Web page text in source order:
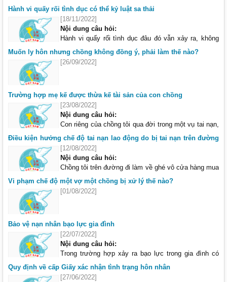
được thông tin nhà nước có chính sách khuyến
khích các tổ chức và cá nhân thực hiện tốt công tác
dân số, cụ thể là phụ nữ sinh hai con được thưởng tiền. Xin cho biết
cụ thể chủ trương này và ở tỉnh Khánh Hoà có thuộc đối tượng được
áp dụng không?
(Câu hỏi của bạn Huyền Mai)
Hành vi quấy rối tình dục có thể kỷ luật sa thải
[18/11/2022]
Nội dung câu hỏi:
Hành vi quấy rối tình dục đâu đó vẫn xảy ra, không
chỉ nơi công cộng, nơi công sở và những nơi làm
việc khác. Hành vi đó ảnh hưởng đến tâm lý cũng
như hiệu quả công việc của người lao động. Trên thực tế có một số
hành vi từ người khác giới khiến chị em bất an nhưng họ lại cho việc
đó như là bình thường. Đề nghị cho biết những hành vi được coi là
quấy rối tình dục và pháp luật lao động có quy định thế nào để xử lý
nghiêm việc này?
Muốn ly hôn nhưng chồng không đồng ý, phải làm thế nào?
[26/09/2022]
Trường hợp mẹ kế được thừa kế tài sản của con chồng
[23/08/2022]
Nội dung câu hỏi:
Con riêng của chồng tôi qua đời trong một vụ tai nạn,
để lại một số tài sản. Khi phân chia tài sản này có
người nói tôi cũng được hưởng một phần vì tuy
không phải là mẹ đẻ nhưng đã chăm nuôi cháu từ lúc chưa thành niên,
tình thân với nhau như mẹ con. Tuy nhiên trong gia đình cũng có
người không thuận điều này. Xin cho biết quy định của pháp luật thế
nào?
Điều kiện hưởng chế độ tai nạn lao động do bị tai nạn trên đường
[12/08/2022]
Nội dung câu hỏi:
Chồng tôi trên đường đi làm về ghé vô cửa hàng mua
đồ dùng học tập cho con, khi trở ra thì bị xe người đi
đường va chạm, thương tích phải điều trị mấy ngày.
Có người ở công ty nói do anh đi mua đồ bị tai nạn nên sẽ không được
hưởng chế độ tai nạn lao động. Xin cho biết trong trường hợp này thì
pháp luật giải quyết thế nào?
Vi phạm chế độ một vợ một chồng bị xử lý thế nào?
[01/08/2022]
Bảo vệ nạn nhân bạo lực gia đình
[22/07/2022]
Nội dung câu hỏi:
Trong trường hợp xảy ra bạo lực trong gia đình có
thể nguy hiểm đến sức khoẻ, tính mạng người bị nạn
thì pháp luật có biện pháp thế nào để bảo vệ họ và
Quy định về cấp Giấy xác nhận tình trạng hôn nhân
[27/06/2022]